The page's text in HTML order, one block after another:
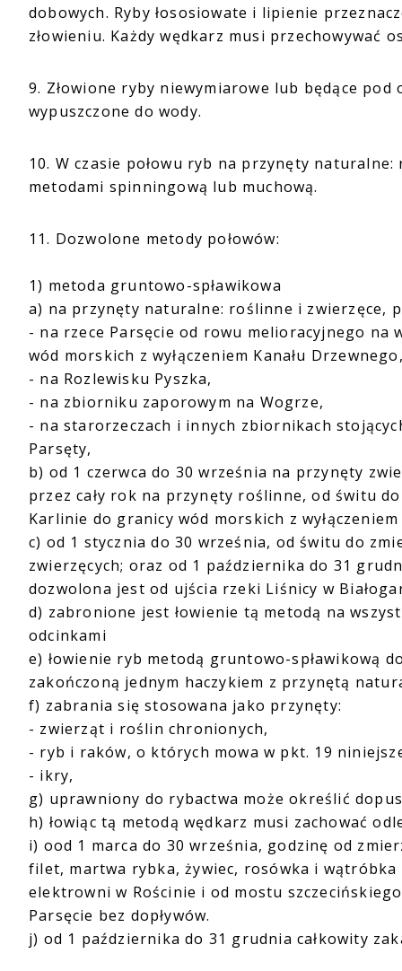
dobowych. Ryby łososiowate i lipienie
złowieniu. Każdy wędkarz musi przechowywać
9. Złowione ryby niewymiarowe lub będące
wypuszczone do wody.
10. W czasie połowu ryb na przynęty
metodami spinningową lub muchową.
11. Dozwolone metody połowów:
1) metoda gruntowo-spławikowa
a) na przynęty naturalne: roślinne i zwierzęce,
- na rzece Parsęcie od rowu melioracyjnego na
wód morskich z wyłączeniem Kanału
- na Rozlewisku Pyszka,
- na zbiorniku zaporowym na Wogrze,
- na starorzeczach i innych zbiornikach
Parsęty,
b) od 1 czerwca do 30 września na przynęty
przez cały rok na przynęty roślinne, od świtu
Karlinie do granicy wód morskich z
c) od 1 stycznia do 30 września, od świtu do
zwierzęcych; oraz od 1 października do 31
dozwolona jest od ujścia rzeki Liśnicy w
d) zabronione jest łowienie tą metodą na
odcinkami
e) łowienie ryb metodą gruntowo-spławikową
zakończoną jednym haczykiem z przynętą
f) zabrania się stosowana jako przynęty:
- zwierząt i roślin chronionych,
- ryb i raków, o których mowa w pkt. 19
- ikry,
g) uprawniony do rybactwa może określić
h) łowiąc tą metodą wędkarz musi zachować
i) ood 1 marca do 30 września, godzinę od
filet, martwa rybka, żywiec, rosówka i
elektrowni w Rościnie i od mostu
Parsęcie bez dopływów.
j) od 1 października do 31 grudnia całkowity